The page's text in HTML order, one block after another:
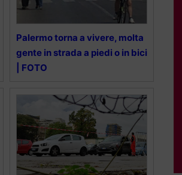
Palermo torna a vivere, molta
gente in strada a piedi o in bici
| FOTO